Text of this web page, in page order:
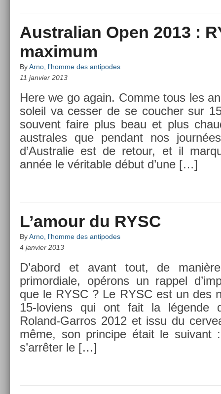
Australian Open 2013 :
maximum
ByArno, l'homme des antipodes
11 janvier 2013
Here we go again. Comme tous les
sol­eil va cess­er de se co­uch­er sur
souvent faire plus beau et plus
australes que pen­dant nos
d’Australie est de re­tour, et il
année le vérit­able début d’une […]
L’amour du RYSC
ByArno, l'homme des antipodes
4 janvier 2013
D’abord et avant tout, de
primor­diale, opérons un rap­pel
que le RYSC ? Le RYSC est un des
15-loviens qui ont fait la légende
Roland-Garros 2012 et issu du
même, son prin­cipe était le suivant
s’arrêter le […]